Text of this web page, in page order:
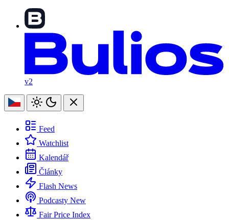
v2
Feed
Watchlist
Kalendář
Články
Flash News
Podcasty New
Fair Price Index